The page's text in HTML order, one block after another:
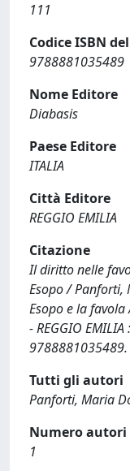
111
Codice ISBN
9788881035489
Nome Editore
Diabasis
Paese Editore
ITALIA
Città Editore
REGGIO EMILIA
Citazione
Il diritto nelle
Esopo / Panforti,
Esopo e la favola
- REGGIO
Tutti gli autori
Panforti, Maria
Numero autori
1